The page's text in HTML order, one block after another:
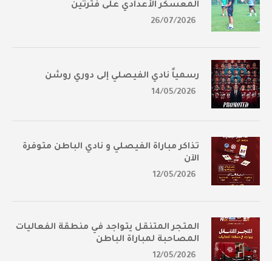
المعسكر الأعدادي على فترتين
26/07/2026
رسمياً نادي الفيصلي إلى دوري روشن
14/05/2026
تذاكر مباراة الفيصلي و نادي الباطن متوفرة
الآن
12/05/2026
المتجر المتنقل يتواجد في منطقة الفعاليات
المصاحبة لمباراة الباطن
12/05/2026